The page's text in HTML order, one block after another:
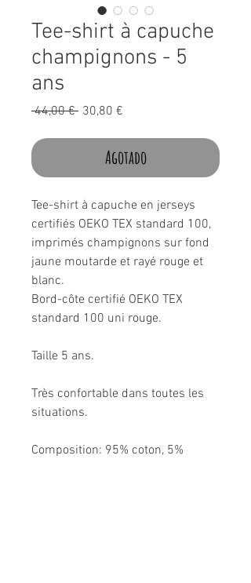
Tee-shirt à capuche
champignons - 5
ans
44,00 € Precio
30,80 €
oferta
Agotado
Tee-shirt à capuche en jerseys
certifiés OEKO TEX standard 100,
imprimés champignons sur fond
jaune moutarde et rayé rouge et
blanc.
Bord-côte certifié OEKO TEX
standard 100 uni rouge.
Taille 5 ans.
Très confortable dans toutes les
situations.
Composition: 95% coton, 5%